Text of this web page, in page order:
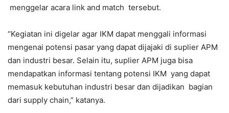
menggelar acara link and match tersebut.
“Kegiatan ini digelar agar IKM dapat menggali informasi
mengenai potensi pasar yang dapat dijajaki di suplier APM
dan industri besar. Selain itu, suplier APM juga bisa
mendapatkan informasi tentang potensi IKM yang dapat
memasuk kebutuhan industri besar dan dijadikan bagian
dari supply chain,” katanya.